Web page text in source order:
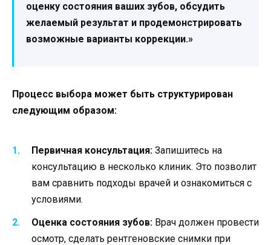
оценку состояния ваших зубов, обсудить
желаемый результат и продемонстрировать
возможные варианты коррекции.»
Процесс выбора может быть структурирован
следующим образом:
Первичная консультация: Запишитесь на
консультацию в несколько клиник. Это позволит
вам сравнить подходы врачей и ознакомиться с
условиями.
Оценка состояния зубов: Врач должен провести
осмотр, сделать рентгеновские снимки при